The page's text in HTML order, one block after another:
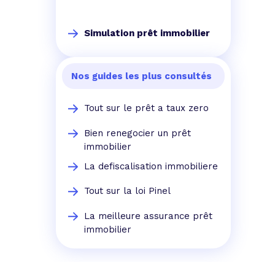
Simulation prêt immobilier
Nos guides les plus consultés
Tout sur le prêt a taux zero
Bien renegocier un prêt
immobilier
La defiscalisation immobiliere
Tout sur la loi Pinel
La meilleure assurance prêt
immobilier